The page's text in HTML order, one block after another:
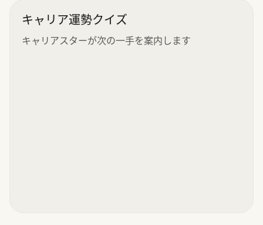
キャリア運勢クイズ
キャリアスターが次の一手を案内します